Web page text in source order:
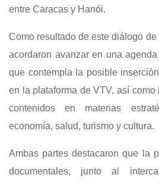
entre Caracas y Hanói.
Como resultado de este diálogo
acordaron avanzar en una
que contempla la posible
en la plataforma de VTV, así
contenidos en materias
economía, salud, turismo y cultura.
Ambas partes destacaron que la
documentales, junto al